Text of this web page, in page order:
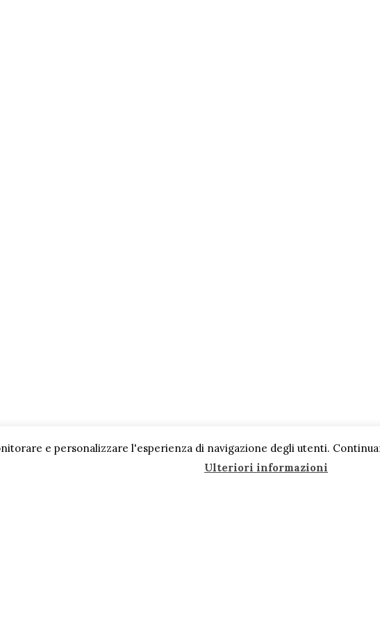
e personalizzare l'esperienza di navigazione degli utenti.
Ulteriori informazioni